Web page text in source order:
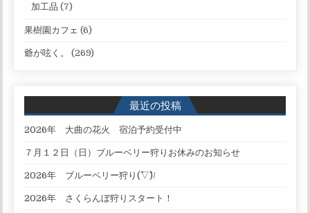
加工品 (7)
果樹園カフェ (6)
爺が呟く。 (269)
最近の投稿
2026年 大曲の花火 宿泊予約受付中
７月１２日（日）ブルーベリー狩りお休みのお知らせ
2026年 ブルーベリー狩り(^▽^)/
2026年 さくらんぼ狩りスタート！